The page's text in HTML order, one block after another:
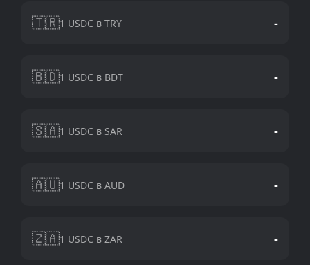
🇹🇷1 USDC в TRY -
🇧🇩1 USDC в BDT -
🇸🇦1 USDC в SAR -
🇦🇺1 USDC в AUD -
🇿🇦1 USDC в ZAR -